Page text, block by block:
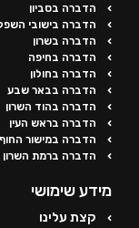
הדברה בסביון
הדברה בישובי
הדברה בשרון
הדברה בחיפה
הדברה בחולון
הדברה בבאר שבע
הדברה בהוד השרון
הדברה בראש העין
הדברה במישור החוף
הדברה ברמת השרון
מידע שימושי
קצת עלינו